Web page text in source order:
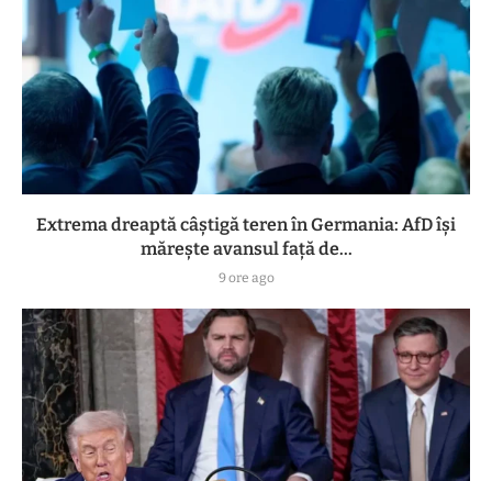
Extrema dreaptă câștigă teren în Germania: AfD își
mărește avansul față de...
9 ore ago